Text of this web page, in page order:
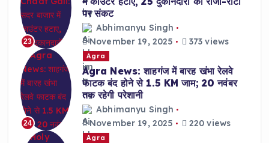
23
पर संकट
Abhimanyu Singh
November 19, 2025
373 views
24
Agra
Agra News: शाहगंज में बारह खंभा रेलवे
फाटक बंद होने से 1.5 KM जाम; 20 नवंबर
तक रहेगी परेशानी
Abhimanyu Singh
November 19, 2025
220 views
Agra